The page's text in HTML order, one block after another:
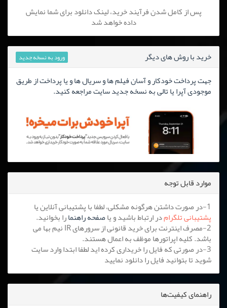
پس از کامل شدن فرآیند خرید، لینک دانلود برای شما نمایش
داده خواهد شد
خرید با روش های دیگر ورود به نسخه جدید
جهت پرداخت خودکار و آسان فیلم ها و سریال ها و یا پرداخت از طریق
موجودی آپرا یا تالی به نسخه جدید سایت مراجعه کنید.
موارد قابل توجه
1-در صورت داشتن هرگونه مشکلی، لطفا با پشتیبانی آنلاین یا
پشتیبانی تلگرامدر ارتباط باشید و یاصفحه راهنمارا بخوانید.
2-مصرف اینترنت برای خرید قانونی از سرورهای IR نیم بها می
باشد. کلیه اپراتورها موظف به اعمال هستند.
3-در صورتی که فایل را خریداری کرده اید لطفا ابتدا وارد سایت
شوید تا بتوانید فایل را دانلود نمایید
راهنمای کیفیت‌ها